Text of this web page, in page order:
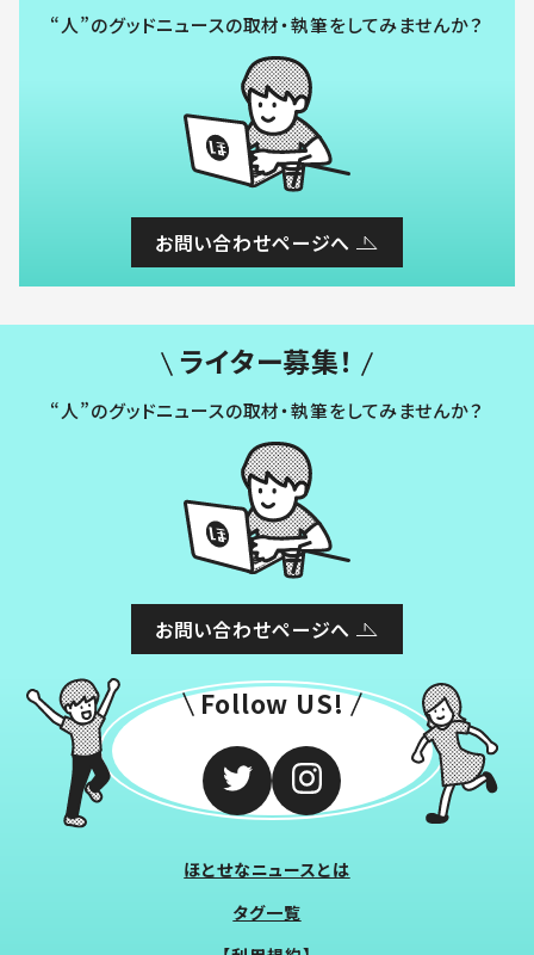
“人”のグッドニュースの取材・執筆をしてみませんか？
お問い合わせページへ
ライター募集！
“人”のグッドニュースの取材・執筆をしてみませんか？
お問い合わせページへ
Follow US!
ほとせなニュースとは
タグ一覧